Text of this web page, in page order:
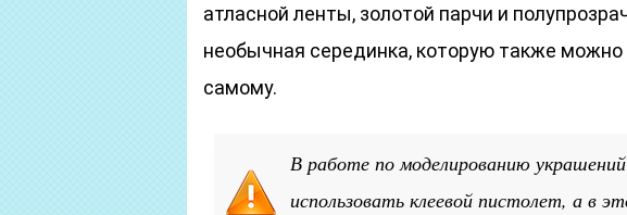
атласной ленты, золотой парчи и
необычная серединка, которую также можно
самому.
В работе по моделированию
использовать клеевой пистолет, а в